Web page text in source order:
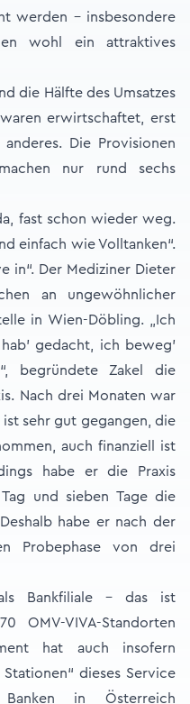
werden – insbesondere
wohl ein attraktives
die Hälfte des Umsatzes
erwirtschaftet, erst
Die Provisionen
nur rund sechs
fast schon wieder weg.
einfach wie Volltanken“.
in“. Der Mediziner Dieter
an ungewöhnlicher
in Wien-Döbling. „Ich
gedacht, ich beweg’
begründete Zakel die
Nach drei Monaten war
ist sehr gut gegangen, die
auch finanziell ist
habe er die Praxis
und sieben Tage die
habe er nach der
Probephase von drei
Bankfiliale – das ist
OMV-VIVA-Standorten
hat auch insofern
dieses Service
in Österreich